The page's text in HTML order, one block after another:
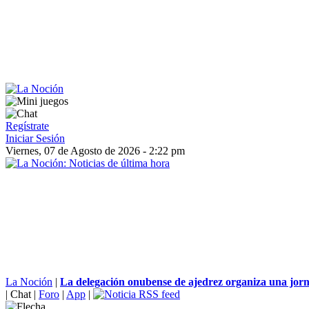
Regístrate
Iniciar Sesión
Viernes, 07 de Agosto de 2026 - 2:22 pm
La Noción | La delegación onubense de ajedrez organiza una
| Chat | Foro | App |